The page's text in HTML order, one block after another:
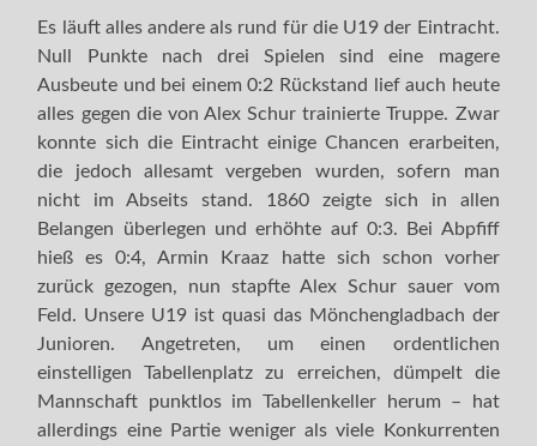
Es läuft alles andere als rund für die U19 der Eintracht.
Null Punkte nach drei Spielen sind eine magere
Ausbeute und bei einem 0:2 Rückstand lief auch heute
alles gegen die von Alex Schur trainierte Truppe. Zwar
konnte sich die Eintracht einige Chancen erarbeiten,
die jedoch allesamt vergeben wurden, sofern man
nicht im Abseits stand. 1860 zeigte sich in allen
Belangen überlegen und erhöhte auf 0:3. Bei Abpfiff
hieß es 0:4, Armin Kraaz hatte sich schon vorher
zurück gezogen, nun stapfte Alex Schur sauer vom
Feld. Unsere U19 ist quasi das Mönchengladbach der
Junioren. Angetreten, um einen ordentlichen
einstelligen Tabellenplatz zu erreichen, dümpelt die
Mannschaft punktlos im Tabellenkeller herum – hat
allerdings eine Partie weniger als viele Konkurrenten